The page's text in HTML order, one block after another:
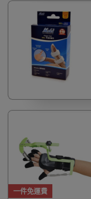
一件免運費